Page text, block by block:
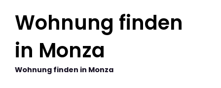
Wohnung finden
in Monza
Wohnung finden in Monza